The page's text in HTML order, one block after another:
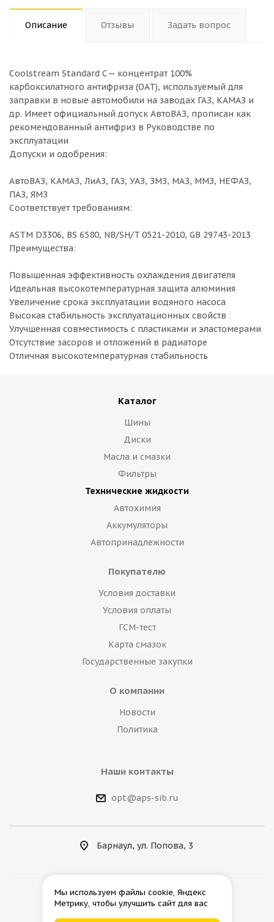
Описание Отзывы Задать вопрос
Coolstream Standard С— концентрат 100%
карбоксилатного антифриза (OAT), используемый для
заправки в новые автомобили на заводах ГАЗ, КАМАЗ и
др. Имеет официальный допуск АвтоВАЗ, прописан как
рекомендованный антифриз в Руководстве по
эксплуатации
Допуски и одобрения:
АвтоВАЗ, КАМАЗ, ЛиАЗ, ГАЗ, УАЗ, ЗМЗ, МАЗ, ММЗ, НЕФАЗ,
ПАЗ, ЯМЗ
Соответствует требованиям:
ASTM D3306, BS 6580, NB/SH/T 0521-2010, GB 29743-2013
Преимущества:
Повышенная эффективность охлаждения двигателя
Идеальная высокотемпературная защита алюминия
Увеличение срока эксплуатации водяного насоса
Высокая стабильность эксплуатационных свойств
Улучшенная совместимость с пластиками и эластомерами
Отсутствие засоров и отложений в радиаторе
Отличная высокотемпературная стабильность
Каталог
Шины
Диски
Масла и смазки
Фильтры
Технические жидкости
Автохимия
Аккумуляторы
Автопринадлежности
Покупателю
Условия доставки
Условия оплаты
ГСМ-тест
Карта смазок
Государственные закупки
О компании
Новости
Политика
Наши контакты
opt@aps-sib.ru
Барнаул, ул. Попова, 3
2026 © АгроПромСнаб
Мы используем файлы cookie, Яндекс
Метрику, чтобы улучшить сайт для вас